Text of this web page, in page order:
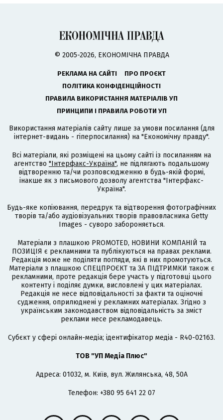
© 2005-2026, ЕКОНОМІЧНА ПРАВДА
РЕКЛАМА НА САЙТІ
ПРО ПРОЄКТ
ПОЛІТИКА КОНФІДЕНЦІЙНОСТІ
ПРАВИЛА ВИКОРИСТАННЯ МАТЕРІАЛІВ УП
ПРИНЦИПИ І ПРАВИЛА РОБОТИ УП
Використання матеріалів сайту лише за умови посилання (для
інтернет-видань - гіперпосилання) на "Економічну правду".
Всі матеріали, які розміщені на цьому сайті із посиланням на
агентство "Інтерфакс-Україна", не підлягають подальшому
відтворенню та/чи розповсюдженню в будь-якій формі,
інакше як з письмового дозволу агентства "Інтерфакс-
Україна".
Будь-яке копіювання, передрук та відтворення фотографічних
творів та/або аудіовізуальних творів правовласника Getty
Images - суворо забороняється.
Матеріали з плашкою PROMOTED, НОВИНИ КОМПАНІЙ та
ПОЗИЦІЯ є рекламними та публікуються на правах реклами.
Редакція може не поділяти погляди, які в них промотуються.
Матеріали з плашкою СПЕЦПРОЄКТ та ЗА ПІДТРИМКИ також є
рекламними, проте редакція бере участь у підготовці цього
контенту і поділяє думки, висловлені у цих матеріалах.
Редакція не несе відповідальності за факти та оціночні
судження, оприлюднені у рекламних матеріалах. Згідно з
українським законодавством відповідальність за зміст
реклами несе рекламодавець.
Cубєкт у сфері онлайн-медіа; ідентифікатор медіа - R40-02163.
ТОВ "УП Медіа Плюс"
Адреса: 01032, м. Київ, вул. Жилянська, 48, 50А
Телефон: +380 95 641 22 07